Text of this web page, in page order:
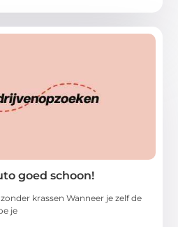
goed schoon!
krassen Wanneer je zelf de
je